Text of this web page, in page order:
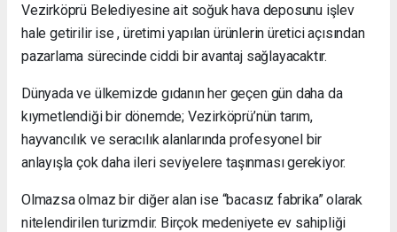
Vezirköprü Belediyesine ait soğuk hava deposunu işlev
hale getirilir ise , üretimi yapılan ürünlerin üretici açısından
pazarlama sürecinde ciddi bir avantaj sağlayacaktır.
Dünyada ve ülkemizde gıdanın her geçen gün daha da
kıymetlendiği bir dönemde; Vezirköprü’nün tarım,
hayvancılık ve seracılık alanlarında profesyonel bir
anlayışla çok daha ileri seviyelere taşınması gerekiyor.
Olmazsa olmaz bir diğer alan ise “bacasız fabrika” olarak
nitelendirilen turizmdir. Birçok medeniyete ev sahipliği